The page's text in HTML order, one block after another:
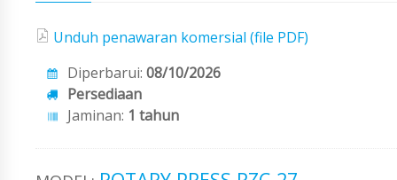
Unduh penawaran komersial (file PDF)
Diperbarui: 08/10/2026
Persediaan
Jaminan: 1 tahun